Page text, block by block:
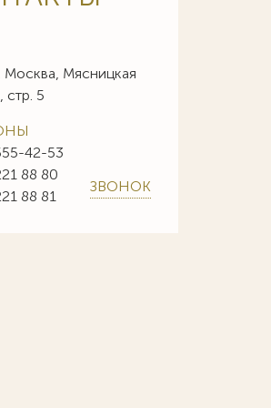
Москва, Мясницкая
стр. 5
42-53
88 80
88 81
ЗВОНОК